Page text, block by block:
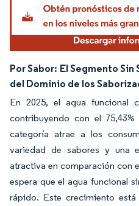
Por Sabor: El Segmento Sin
del Dominio de los
En 2025, el agua funcional
contribuyendo con el
categoría atrae a los
variedad de sabores y una
atractiva en comparación con
espera que el agua funcional
rápido. Este crecimiento